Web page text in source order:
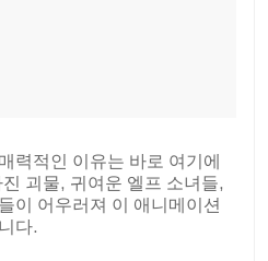
력적인 이유는 바로 여기에
괴물, 귀여운 엘프 소녀들,
이 어우러져 이 애니메이션
다.